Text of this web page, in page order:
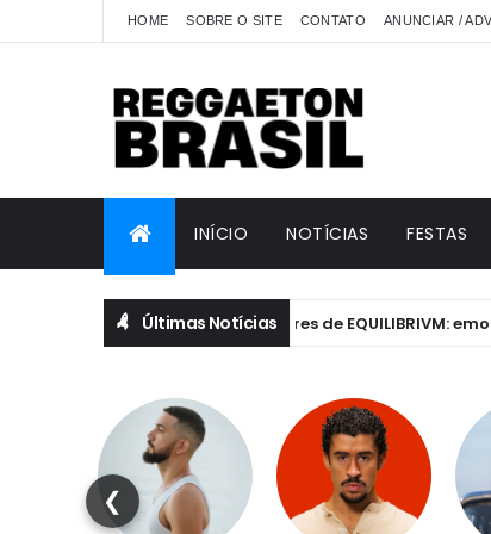
HOME SOBRE O SITE CONTATO ANUNCIAR /
INÍCIO NOTÍCIAS FESTAS
Últimas Notícias
Anitta revela bastidores de EQUILIBRIVM: emoção,
❮